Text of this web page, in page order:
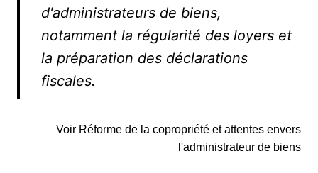
d'administrateurs de biens,
notamment la régularité des loyers et
la préparation des déclarations
fiscales.
Voir Réforme de la copropriété et attentes envers
l'administrateur de biens